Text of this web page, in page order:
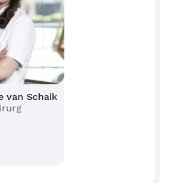
van Schaik